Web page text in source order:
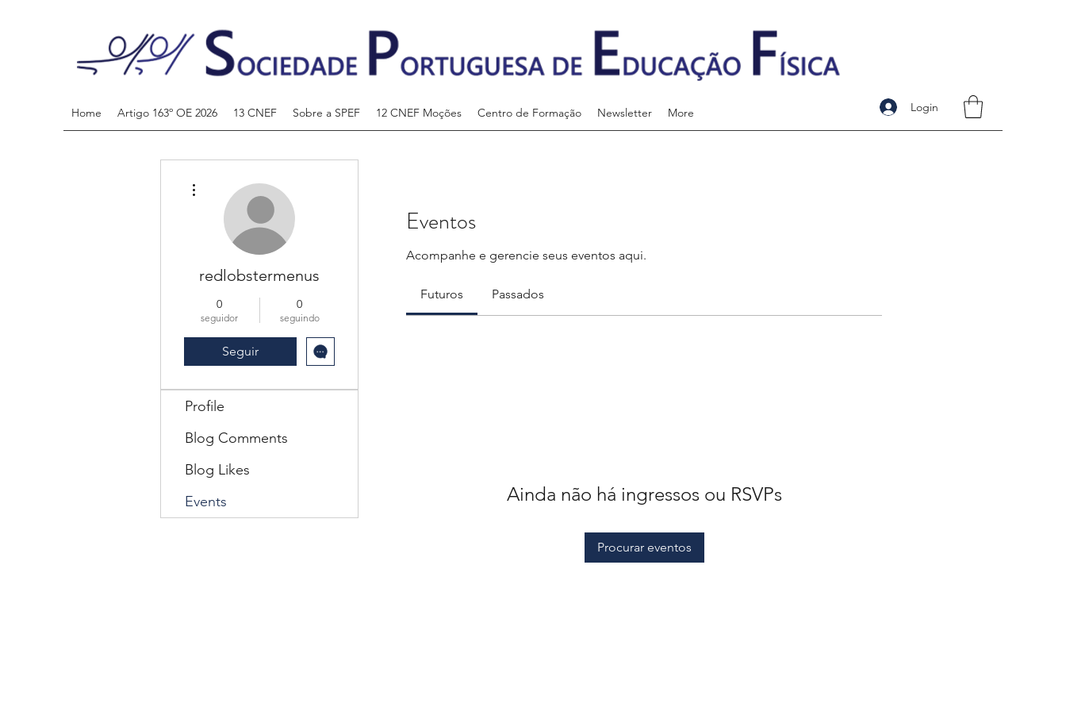
Home Artigo 163º OE 2026 13 CNEF Sobre a SPEF 12 CNEF Moções Centro de Formação Newsletter More Login
Eventos
Acompanhe e gerencie seus eventos aqui.
Futuros Passados
Ainda não há ingressos ou RSVPs
Procurar eventos
redlobstermenus
0
seguidor
0
seguindo
Seguir
Profile
Blog Comments
Blog Likes
Events